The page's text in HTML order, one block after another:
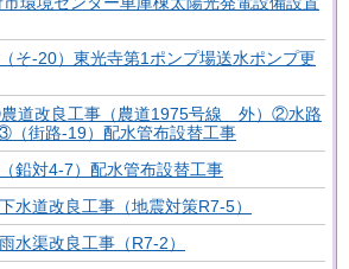
そ-20）東光寺第1ポンプ場送水ポンプ更
道改良工事（農道1975号線 外）②水路
（街路-19）配水管布設替工事
鉛対4-7）配水管布設替工事
水道改良工事（地震対策R7-5）
水渠改良工事（R7-2）